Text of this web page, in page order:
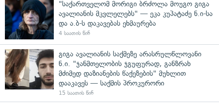
"საქართველომ მორიგი ბრძოლა მოუგო გიგა
ავალიანის მკვლელებს" — ეკა კუპატაძე ნ.ი-სა
და ა.ბ-ს დაკავებას ეხმაურება
4 საათის წინ
გიგა ავალიანის საქმეზე არასრულწლოვანი
ნ.ი. "ჯანმთელობის ჯგუფურად, განზრახ
მძიმედ დაზიანების წაქეზების" მუხლით
დააკავეს — საქმის პროკურორი
15 საათის წინ